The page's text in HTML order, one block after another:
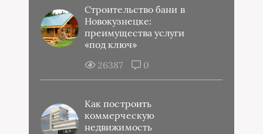
Строительство бани в
Новокузнецке:
преимущества услуги
«под ключ»
26387
0
Как построить
коммерческую
недвижимость